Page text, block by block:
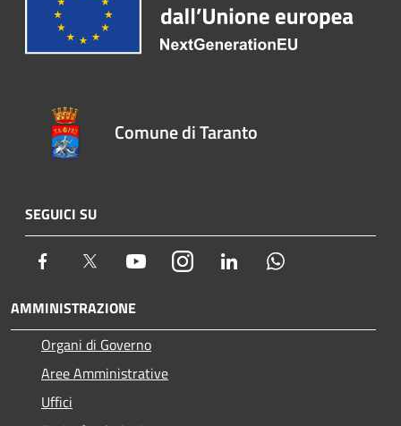
Comune di Taranto
SEGUICI SU
Facebook Twitter YoutubeInstagram LinkedIn
AMMINISTRAZIONE
Organi di Governo
Aree Amministrative
Uffici